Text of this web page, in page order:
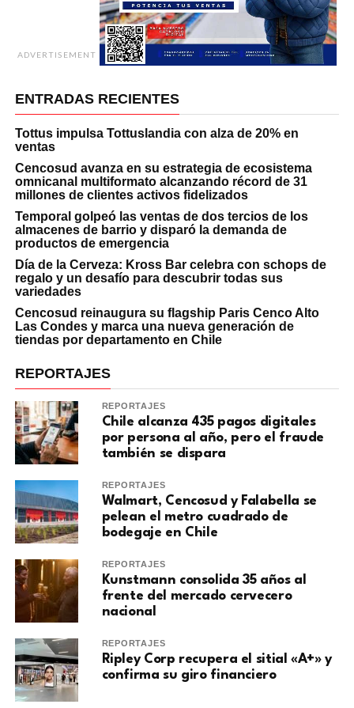
ADVERTISEMENT
ENTRADAS RECIENTES
Tottus impulsa Tottuslandia con alza de 20% en
ventas
Cencosud avanza en su estrategia de ecosistema
omnicanal multiformato alcanzando récord de 31
millones de clientes activos fidelizados
Temporal golpeó las ventas de dos tercios de los
almacenes de barrio y disparó la demanda de
productos de emergencia
Día de la Cerveza: Kross Bar celebra con schops de
regalo y un desafío para descubrir todas sus
variedades
Cencosud reinaugura su flagship Paris Cenco Alto
Las Condes y marca una nueva generación de
tiendas por departamento en Chile
REPORTAJES
REPORTAJES
Chile alcanza 435 pagos digitales
por persona al año, pero el fraude
también se dispara
REPORTAJES
Walmart, Cencosud y Falabella se
pelean el metro cuadrado de
bodegaje en Chile
REPORTAJES
Kunstmann consolida 35 años al
frente del mercado cervecero
nacional
REPORTAJES
Ripley Corp recupera el sitial «A+» y
confirma su giro financiero